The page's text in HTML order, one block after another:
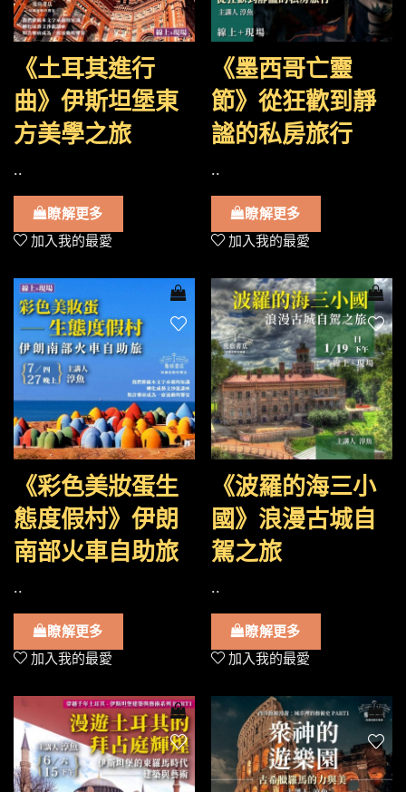
《土耳其進行
曲》伊斯坦堡東
方美學之旅
..
瞭解更多
加入我的最愛
《墨西哥亡靈
節》從狂歡到靜
謐的私房旅行
..
瞭解更多
加入我的最愛
《彩色美妝蛋生
態度假村》伊朗
南部火車自助旅
..
瞭解更多
加入我的最愛
《波羅的海三小
國》浪漫古城自
駕之旅
..
瞭解更多
加入我的最愛